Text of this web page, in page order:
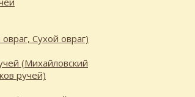
Сухой овраг)
(Михайловский
ручей)